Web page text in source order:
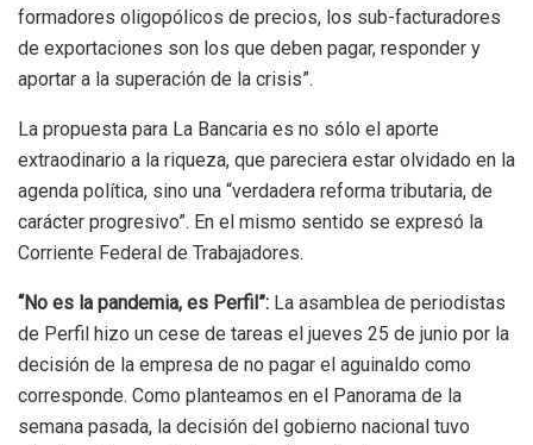
formadores oligopólicos de precios, los sub-facturadores
de exportaciones son los que deben pagar, responder y
aportar a la superación de la crisis”.
La propuesta para La Bancaria es no sólo el aporte
extraodinario a la riqueza, que pareciera estar olvidado en la
agenda política, sino una “verdadera reforma tributaria, de
carácter progresivo”. En el mismo sentido se expresó la
Corriente Federal de Trabajadores.
“No es la pandemia, es Perfil”: La asamblea de periodistas
de Perfil hizo un cese de tareas el jueves 25 de junio por la
decisión de la empresa de no pagar el aguinaldo como
corresponde. Como planteamos en el Panorama de la
semana pasada, la decisión del gobierno nacional tuvo